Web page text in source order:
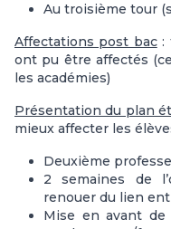
Au troisième tour
Affectations post bac:
ont pu être affectés
les académies)
Présentation du plan
mieux affecter les
Deuxième
2 semaines de
renouer du lien
Mise en avant de